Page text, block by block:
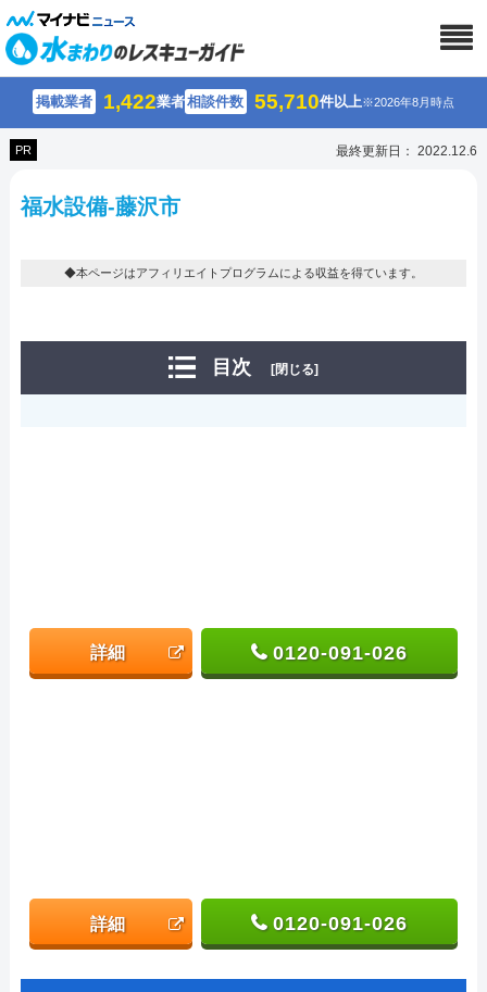
掲載業者 1,422業者相談件数 55,710件以上※2026年8月時点
PR 最終更新日： 2022.12.6
福水設備-藤沢市
◆本ページはアフィリエイトプログラムによる収益を得ています。
目次 [閉じる]
詳細 0120-091-026
詳細 0120-091-026